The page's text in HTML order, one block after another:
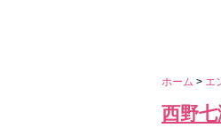
ホーム > エ
西野